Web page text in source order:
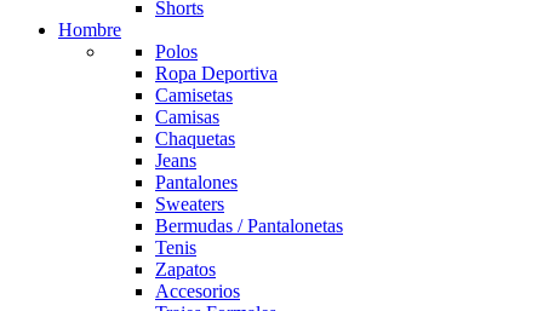
Shorts
Hombre
Polos
Ropa Deportiva
Camisetas
Camisas
Chaquetas
Jeans
Pantalones
Sweaters
Bermudas / Pantalonetas
Tenis
Zapatos
Accesorios